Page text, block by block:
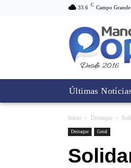
33.6 C Campo Grande
Últimas
Início Destaque
Destaque Geral